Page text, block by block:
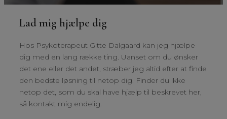
Lad mig hjælpe dig
Hos Psykoterapeut Gitte Dalgaard kan jeg hjælpe
dig med en lang række ting. Uanset om du ønsker
det ene eller det andet, stræber jeg altid efter at finde
den bedste løsning til netop dig. Finder du ikke
netop det, som du skal have hjælp til beskrevet her,
så kontakt mig endelig.